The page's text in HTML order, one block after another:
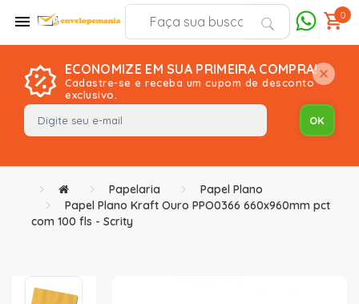
0
ECONOMIZE EM SUA PRIMEIRA COMPRA!
Cadastre-se e receba um cupom de desconto
exclusivo.
Papelaria
Papel Plano
Papel Plano Kraft Ouro PPO0366 660x960mm pct
com 100 fls - Scrity